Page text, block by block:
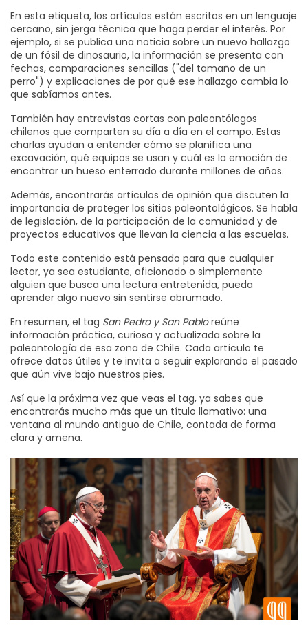
En esta etiqueta, los artículos están escritos en un lenguaje
cercano, sin jerga técnica que haga perder el interés. Por
ejemplo, si se publica una noticia sobre un nuevo hallazgo
de un fósil de dinosaurio, la información se presenta con
fechas, comparaciones sencillas ("del tamaño de un
perro") y explicaciones de por qué ese hallazgo cambia lo
que sabíamos antes.
También hay entrevistas cortas con paleontólogos
chilenos que comparten su día a día en el campo. Estas
charlas ayudan a entender cómo se planifica una
excavación, qué equipos se usan y cuál es la emoción de
encontrar un hueso enterrado durante millones de años.
Además, encontrarás artículos de opinión que discuten la
importancia de proteger los sitios paleontológicos. Se habla
de legislación, de la participación de la comunidad y de
proyectos educativos que llevan la ciencia a las escuelas.
Todo este contenido está pensado para que cualquier
lector, ya sea estudiante, aficionado o simplemente
alguien que busca una lectura entretenida, pueda
aprender algo nuevo sin sentirse abrumado.
En resumen, el tag San Pedro y San Pabloreúne
información práctica, curiosa y actualizada sobre la
paleontología de esa zona de Chile. Cada artículo te
ofrece datos útiles y te invita a seguir explorando el pasado
que aún vive bajo nuestros pies.
Así que la próxima vez que veas el tag, ya sabes que
encontrarás mucho más que un título llamativo: una
ventana al mundo antiguo de Chile, contada de forma
clara y amena.